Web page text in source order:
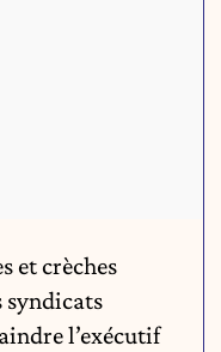
et crèches
syndicats
l’exécutif